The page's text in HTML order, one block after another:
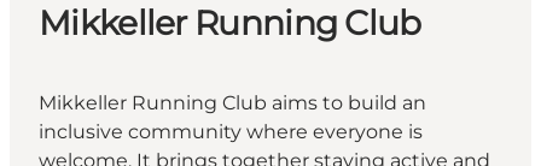
Mikkeller Running Club
Mikkeller Running Club aims to build an
inclusive community where everyone is
welcome. It brings together staying active and